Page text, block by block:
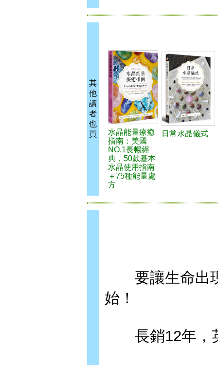
其
他
讀
者
也
買
水晶能量療癒
指南：美國
NO.1長暢經
典，50款基本
水晶使用指南
＋75種能量處
方
日常水晶儀式
要讓生命出現
始！
長銷12年，